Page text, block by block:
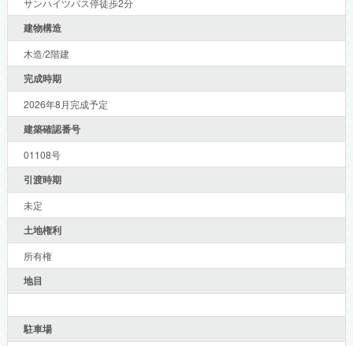
サンハイツバス停徒歩2分
建物構造
木造/2階建
完成時期
2026年8月完成予定
建築確認番号
01108号
引渡時期
未定
土地権利
所有権
地目
駐車場